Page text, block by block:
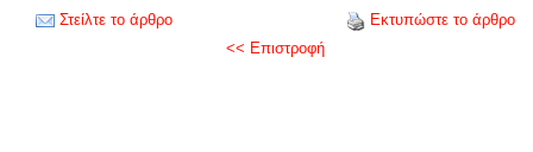
Στείλτε το άρθρο
Εκτυπώστε το άρθρο
<< Επιστροφή